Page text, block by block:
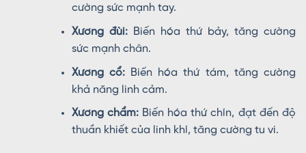
cường sức mạnh tay.
Xương đùi:Biến hóa thứ bảy, tăng cường
sức mạnh chân.
Xương cổ:Biến hóa thứ tám, tăng cường
khả năng linh cảm.
Xương chẩm:Biến hóa thứ chín, đạt đến độ
thuần khiết của linh khí, tăng cường tu vi.